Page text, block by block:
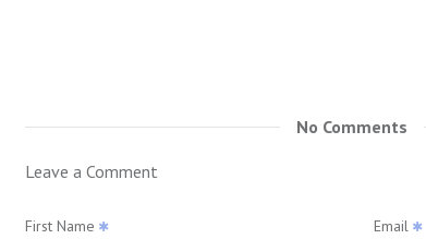
No Comments
Leave a Comment
First Name Email